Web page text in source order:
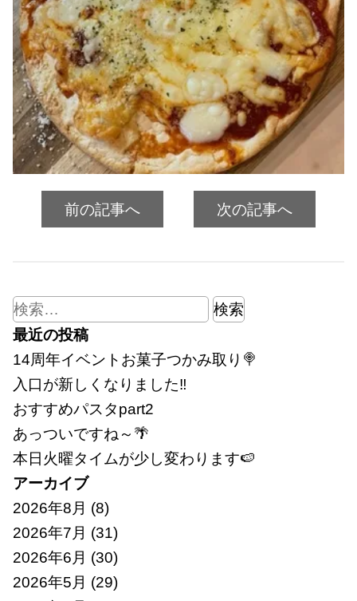
前の記事へ 次の記事へ
検
索:
最近の投稿
14周年イベントお菓子つかみ取り🍭
入口が新しくなりました‼
おすすめパスタpart2
あっついですね～🌴
本日火曜タイムが少し変わります🍉
アーカイブ
2026年8月 (8)
2026年7月 (31)
2026年6月 (30)
2026年5月 (29)